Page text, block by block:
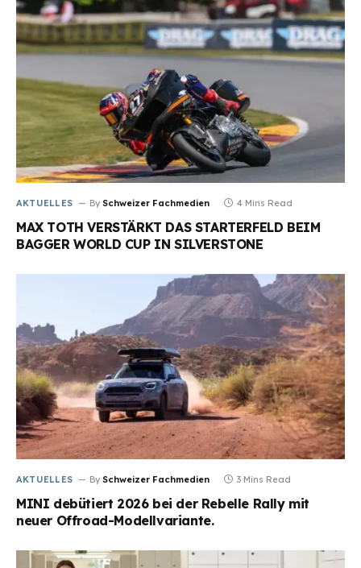
AKTUELLES By Schweizer Fachmedien 4 Mins Read
MAX TOTH VERSTÄRKT DAS STARTERFELD BEIM
BAGGER WORLD CUP IN SILVERSTONE
AKTUELLES By Schweizer Fachmedien 3 Mins Read
MINI debütiert 2026 bei der Rebelle Rally mit
neuer Offroad-Modellvariante.